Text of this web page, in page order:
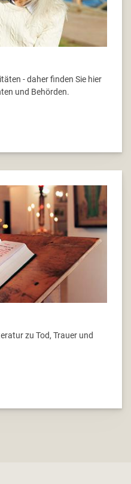
- daher finden Sie hier
und Behörden.
zu Tod, Trauer und